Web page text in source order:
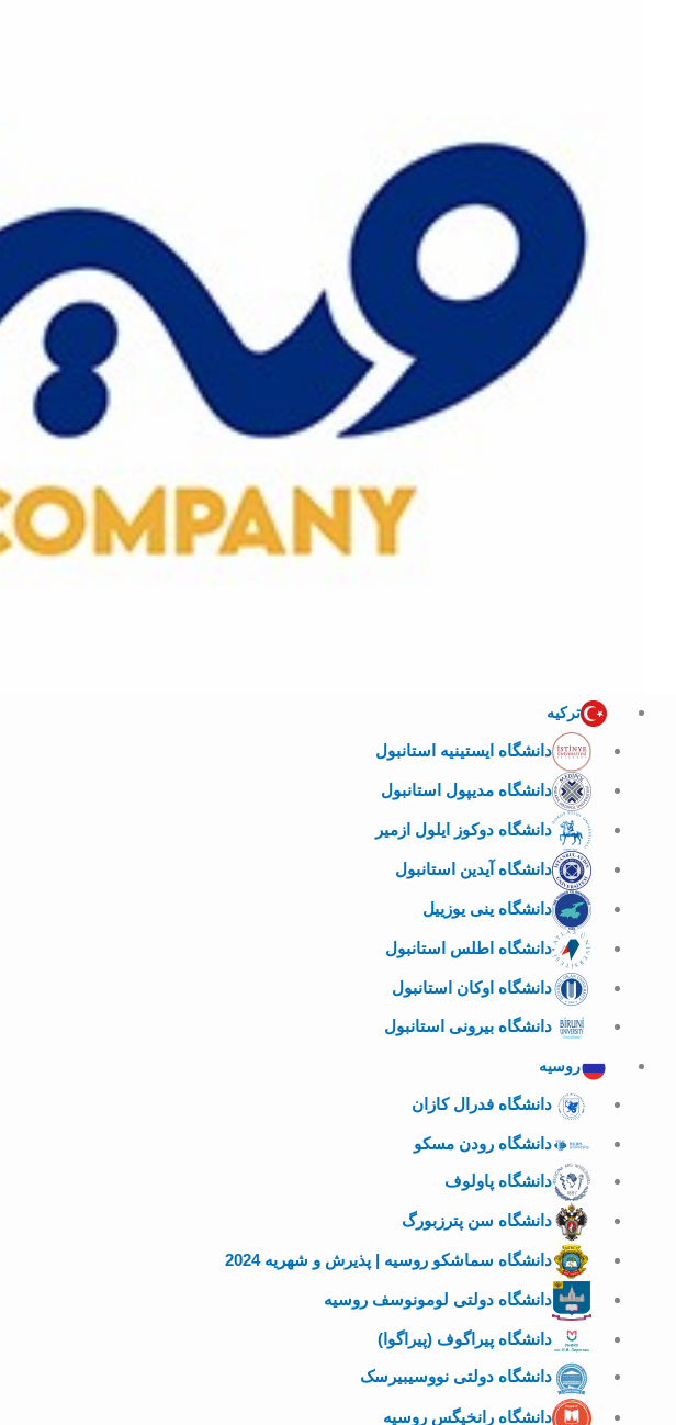
ترکیه
دانشگاه ایستینیه استانبول
دانشگاه مدیپول استانبول
دانشگاه دوکوز ایلول ازمیر
دانشگاه آیدین استانبول
دانشگاه ینی یوزییل
دانشگاه اطلس استانبول
دانشگاه اوکان استانبول
دانشگاه بیرونی استانبول
روسیه
دانشگاه فدرال کازان
دانشگاه رودن مسکو
دانشگاه پاولوف
دانشگاه سن پترزبورگ
دانشگاه سماشکو روسیه | پذیرش و شهریه 2024
دانشگاه دولتی لومونوسف روسیه
دانشگاه پیراگوف (پیراگوا)
دانشگاه دولتی نووسیبیرسک
دانشگاه رانخیگس روسیه